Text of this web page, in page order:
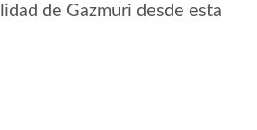
de Gazmuri desde esta